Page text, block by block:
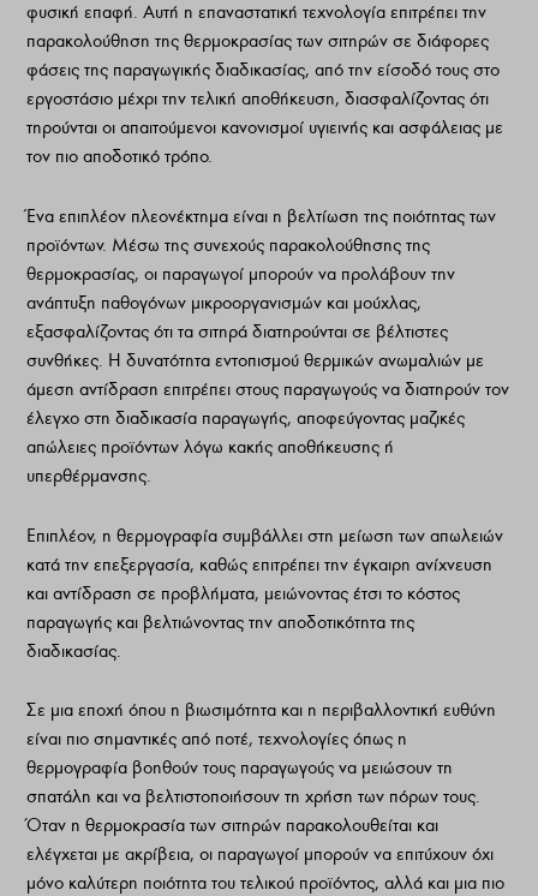
φυσική επαφή. Αυτή η επαναστατική τεχνολογία επιτρέπει την
παρακολούθηση της θερμοκρασίας των σιτηρών σε διάφορες
φάσεις της παραγωγικής διαδικασίας, από την είσοδό τους στο
εργοστάσιο μέχρι την τελική αποθήκευση, διασφαλίζοντας ότι
τηρούνται οι απαιτούμενοι κανονισμοί υγιεινής και ασφάλειας με
τον πιο αποδοτικό τρόπο.
Ένα επιπλέον πλεονέκτημα είναι η βελτίωση της ποιότητας των
προϊόντων. Μέσω της συνεχούς παρακολούθησης της
θερμοκρασίας, οι παραγωγοί μπορούν να προλάβουν την
ανάπτυξη παθογόνων μικροοργανισμών και μούχλας,
εξασφαλίζοντας ότι τα σιτηρά διατηρούνται σε βέλτιστες
συνθήκες. Η δυνατότητα εντοπισμού θερμικών ανωμαλιών με
άμεση αντίδραση επιτρέπει στους παραγωγούς να διατηρούν τον
έλεγχο στη διαδικασία παραγωγής, αποφεύγοντας μαζικές
απώλειες προϊόντων λόγω κακής αποθήκευσης ή
υπερθέρμανσης.
Επιπλέον, η θερμογραφία συμβάλλει στη μείωση των απωλειών
κατά την επεξεργασία, καθώς επιτρέπει την έγκαιρη ανίχνευση
και αντίδραση σε προβλήματα, μειώνοντας έτσι το κόστος
παραγωγής και βελτιώνοντας την αποδοτικότητα της
διαδικασίας.
Σε μια εποχή όπου η βιωσιμότητα και η περιβαλλοντική ευθύνη
είναι πιο σημαντικές από ποτέ, τεχνολογίες όπως η
θερμογραφία βοηθούν τους παραγωγούς να μειώσουν τη
σπατάλη και να βελτιστοποιήσουν τη χρήση των πόρων τους.
Όταν η θερμοκρασία των σιτηρών παρακολουθείται και
ελέγχεται με ακρίβεια, οι παραγωγοί μπορούν να επιτύχουν όχι
μόνο καλύτερη ποιότητα του τελικού προϊόντος, αλλά και μια πιο